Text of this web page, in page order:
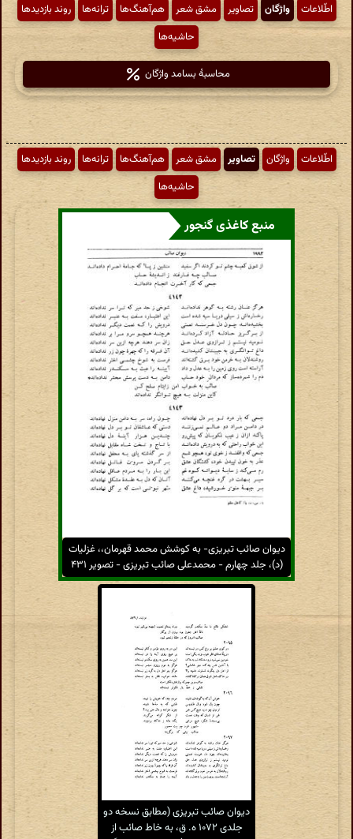
اطّلاعات واژگان تصاویر مشق شعر هم‌آهنگ‌ها ترانه‌ها
روند بازدیدها
حاشیه‌ها
محاسبهٔ بسامد واژگان
اطّلاعات واژگان تصاویر مشق شعر هم‌آهنگ‌ها ترانه‌ها
روند بازدیدها
حاشیه‌ها
منبع کاغذی گنجور
دیوان صائب تبریزی- به کوشش محمد قهرمان،، غزلیات
(د)، جلد چهارم - محمدعلی صائب تبریزی - تصویر ۴۳۱
دیوان صائب تبریزی (مطابق نسخه دو
جلدی ۱۰۷۲ ه. ق، به خاط صائب از